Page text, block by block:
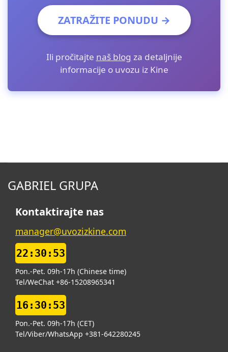
ZATRAŽITE PONUDU →
Ili pročitajte naš blog za detaljnije
informacije o uvozu iz Kine
GABRIEL GRUPA
Kontaktirajte nas
manager@uvozizkine.com
22:30:53
Pon.-Pet. 09h-17h (Chinese time)
Tel/WeChat +86-15208965341
16:30:53
Pon.-Pet. 09h-17h (CET)
Tel/Viber/WhatsApp +381-642280245